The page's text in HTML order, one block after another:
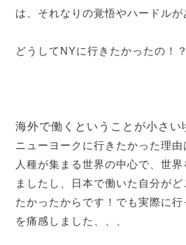
は、それなりの覚悟やハードルが
どうしてNYに行きたかったの！？
海外で働くということが小さい
ニューヨークに行きたかった理
人種が集まる世界の中心で、世
ましたし、日本で働いた自分が
たかったからです！でも実際に
を痛感しました、、、